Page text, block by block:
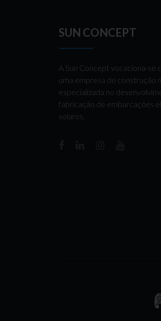
SUN CONCEPT
A Sun Concept vocaciona-se
uma empresa de construção
especializada no
fabricação de embarcações
solares,